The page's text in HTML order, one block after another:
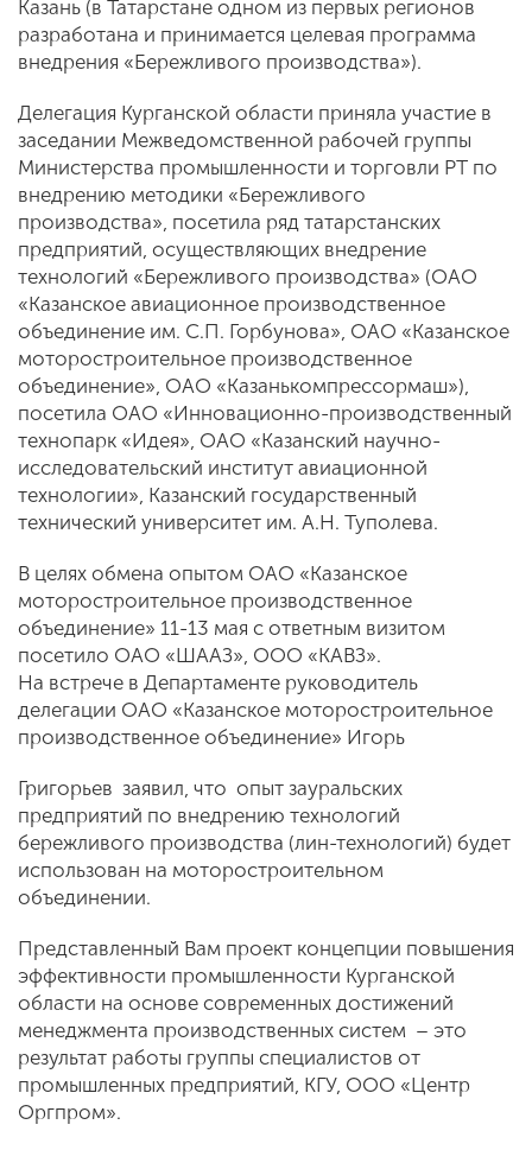
Казань (в Татарстане одном из первых регионов
разработана и принимается целевая программа
внедрения «Бережливого производства»).
Делегация Курганской области приняла участие в
заседании Межведомственной рабочей группы
Министерства промышленности и торговли РТ по
внедрению методики «Бережливого
производства», посетила ряд татарстанских
предприятий, осуществляющих внедрение
технологий «Бережливого производства» (ОАО
«Казанское авиационное производственное
объединение им. С.П. Горбунова», ОАО «Казанское
моторостроительное производственное
объединение», ОАО «Казанькомпрессормаш»),
посетила ОАО «Инновационно-производственный
технопарк «Идея», ОАО «Казанский научно-
исследовательский институт авиационной
технологии», Казанский государственный
технический университет им. А.Н. Туполева.
В целях обмена опытом ОАО «Казанское
моторостроительное производственное
объединение» 11-13 мая с ответным визитом
посетило ОАО «ШААЗ», ООО «КАВЗ».
На встрече в Департаменте руководитель
делегации ОАО «Казанское моторостроительное
производственное объединение» Игорь
Григорьев заявил, что опыт зауральских
предприятий по внедрению технологий
бережливого производства (лин-технологий) будет
использован на моторостроительном
объединении.
Представленный Вам проект концепции повышения
эффективности промышленности Курганской
области на основе современных достижений
менеджмента производственных систем – это
результат работы группы специалистов от
промышленных предприятий, КГУ, ООО «Центр
Оргпром».